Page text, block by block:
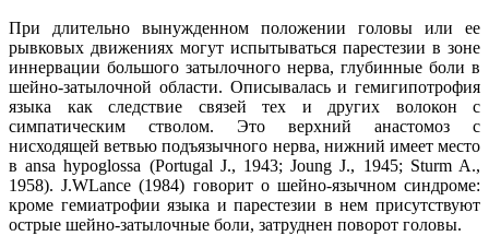
При длительно вынужденном положении головы или ее
рывковых движениях могут испытываться парестезии в зоне
иннервации большого затылочного нерва, глубинные боли в
шейно-затылочной области. Описывалась и гемигипотрофия
языка как следствие связей тех и других волокон с
симпатическим стволом. Это верхний анастомоз с
нисходящей ветвью подъязычного нерва, нижний имеет место
в ansa hypoglossa (Portugal J., 1943; Joung J., 1945; Sturm A.,
1958). J.WLance (1984) говорит о шейно-язычном синдроме:
кроме гемиатрофии языка и парестезии в нем присутствуют
острые шейно-затылочные боли, затруднен поворот головы.